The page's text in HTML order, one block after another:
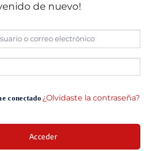
de nuevo!
conectado ¿Olvidaste la contraseña?
Acceder